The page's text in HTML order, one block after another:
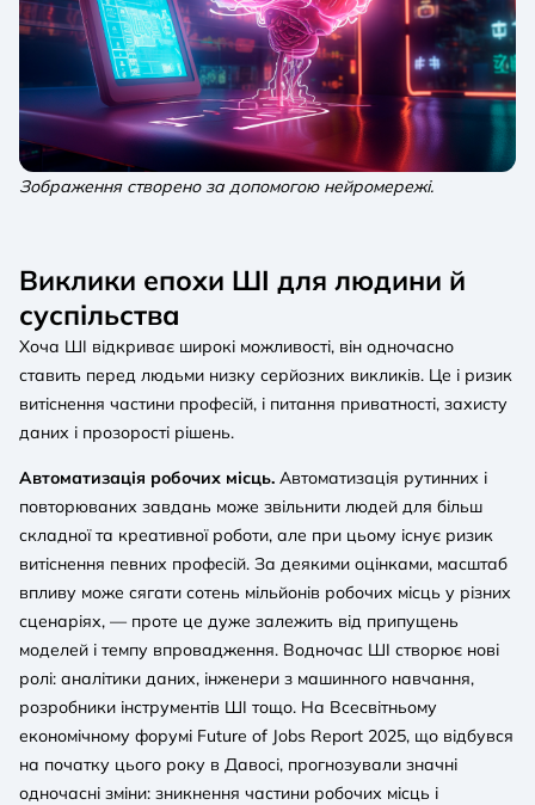
Зображення створено за допомогою нейромережі.
Виклики епохи ШІ для людини й
суспільства
Хоча ШІ відкриває широкі можливості, він одночасно
ставить перед людьми низку серйозних викликів. Це і ризик
витіснення частини професій, і питання приватності, захисту
даних і прозорості рішень.
Автоматизація робочих місць. Автоматизація рутинних і
повторюваних завдань може звільнити людей для більш
складної та креативної роботи, але при цьому існує ризик
витіснення певних професій. За деякими оцінками, масштаб
впливу може сягати сотень мільйонів робочих місць у різних
сценаріях, — проте це дуже залежить від припущень
моделей і темпу впровадження. Водночас ШІ створює нові
ролі: аналітики даних, інженери з машинного навчання,
розробники інструментів ШІ тощо. На Всесвітньому
економічному форумі Future of Jobs Report 2025, що відбувся
на початку цього року в Давосі, прогнозували значні
одночасні зміни: зникнення частини робочих місць і